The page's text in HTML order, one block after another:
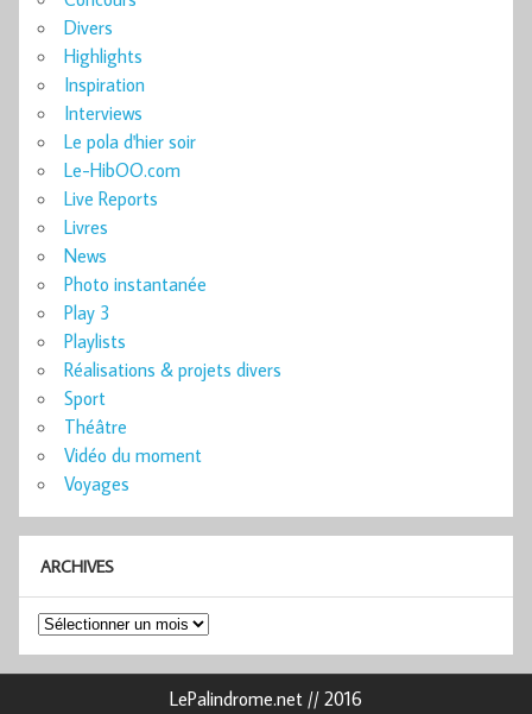
Divers
Highlights
Inspiration
Interviews
Le pola d'hier soir
Le-HibOO.com
Live Reports
Livres
News
Photo instantanée
Play 3
Playlists
Réalisations & projets divers
Sport
Théâtre
Vidéo du moment
Voyages
ARCHIVES
Archives
LePalindrome.net // 2016